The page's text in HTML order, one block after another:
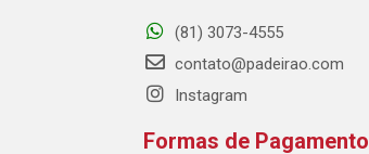
(81) 3073-4555
contato@padeirao.com
Instagram
Formas de Pagamento